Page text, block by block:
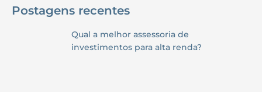
Postagens recentes
Qual a melhor assessoria de
investimentos para alta renda?